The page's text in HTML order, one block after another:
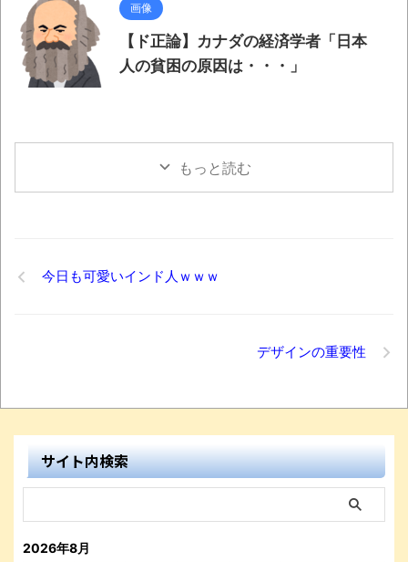
画像
【ド正論】カナダの経済学者「日本
人の貧困の原因は・・・」
もっと読む
今日も可愛いインド人ｗｗｗ
デザインの重要性
サイト内検索
2026年8月